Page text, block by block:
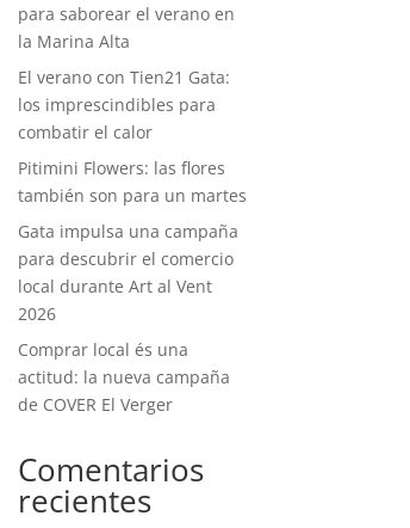
para saborear el verano en
la Marina Alta
El verano con Tien21 Gata:
los imprescindibles para
combatir el calor
Pitimini Flowers: las flores
también son para un martes
Gata impulsa una campaña
para descubrir el comercio
local durante Art al Vent
2026
Comprar local és una
actitud: la nueva campaña
de COVER El Verger
Comentarios
recientes